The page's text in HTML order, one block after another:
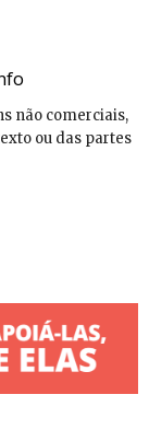
não comerciais,
ou das partes